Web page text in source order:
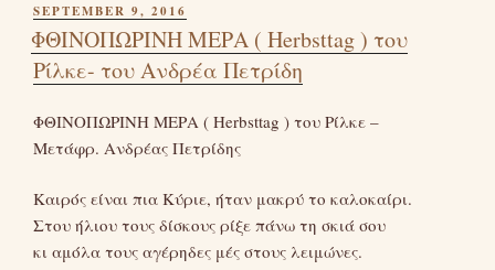
POSTED
ON
SEPTEMBER 9, 2016
ΦΘΙΝΟΠΩΡΙΝΗ ΜΕΡΑ ( Herbsttag ) του
Ρίλκε- του Ανδρέα Πετρίδη
ΦΘΙΝΟΠΩΡΙΝΗ ΜΕΡΑ ( Herbsttag ) του Ρίλκε –
Μετάφρ. Ανδρέας Πετρίδης
Καιρός είναι πια Κύριε, ήταν μακρύ το καλοκαίρι.
Στου ήλιου τους δίσκους ρίξε πάνω τη σκιά σου
κι αμόλα τους αγέρηδες μές στους λειμώνες.